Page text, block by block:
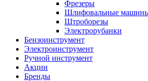
Фрезеры
Шлифовальные
Штроборезы
Электрорубанки
Бензоинструмент
Электроинструмент
Ручной инструмент
Акции
Бренды